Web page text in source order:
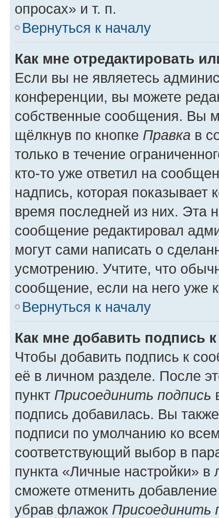
опросах» и т. п.
Вернуться к началу
Как мне отредактировать
Если вы не являетесь
конференции, вы можете
собственные сообщения. Вы
щёлкнув по кнопке Правка в
только в течение
кто-то уже ответил на
надпись, которая показывает
время последней из них. Эта
сообщение редактировал
могут сами написать о
усмотрению. Учтите, что
сообщение, если на него уже
Вернуться к началу
Как мне добавить подпись
Чтобы добавить подпись к
её в личном разделе. После
пункт Присоединить подпись
подпись добавилась. Вы
подписи по умолчанию ко
соответствующий выбор в
пункта «Личные настройки»
сможете отменить
убрав флажок Присоединить